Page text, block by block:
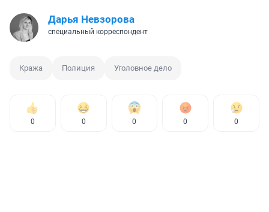
Дарья Невзорова
специальный корреспондент
Кража Полиция Уголовное дело
0 0 0 0 0